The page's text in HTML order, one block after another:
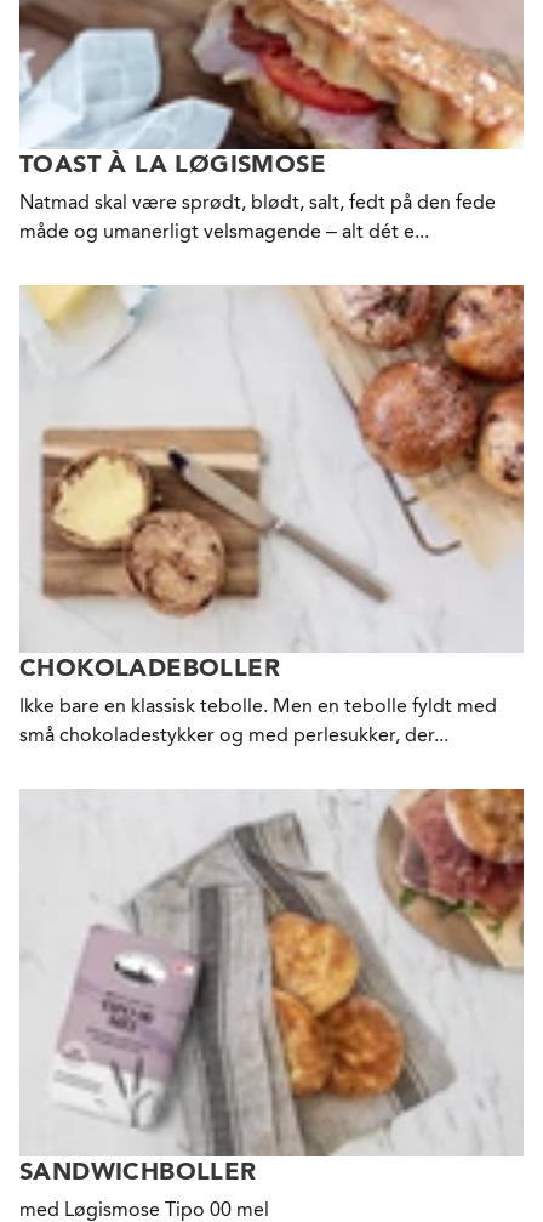
TOAST À LA LØGISMOSE
Natmad skal være sprødt, blødt, salt, fedt på den fede
måde og umanerligt velsmagende – alt dét e...
CHOKOLADEBOLLER
Ikke bare en klassisk tebolle. Men en tebolle fyldt med
små chokoladestykker og med perlesukker, der...
SANDWICHBOLLER
med Løgismose Tipo 00 mel